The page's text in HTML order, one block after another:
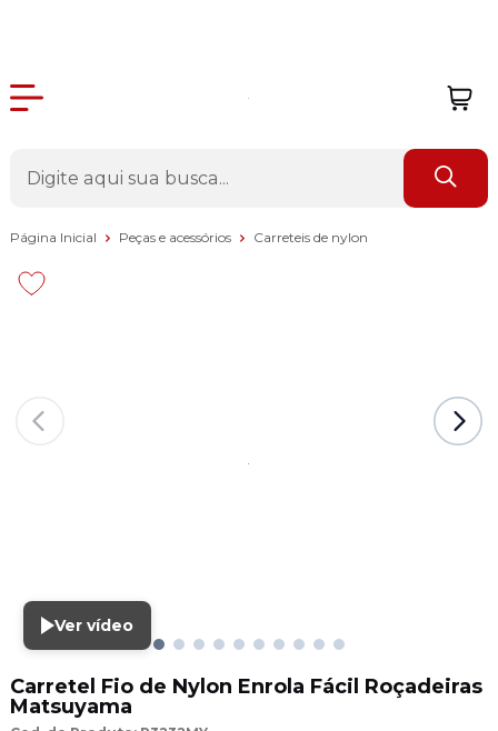
Página Inicial Peças e acessórios Carreteis de nylon
Ver vídeo
Carretel Fio de Nylon Enrola Fácil Roçadeiras
Matsuyama